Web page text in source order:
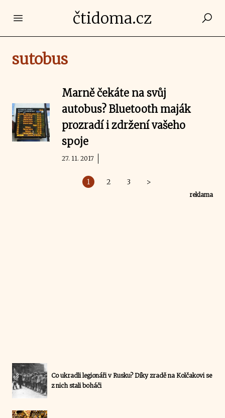
Open main menučtidoma.cz
sutobus
Marně čekáte na svůj
autobus? Bluetooth maják
prozradí i zdržení vašeho
spoje
27. 11. 2017
1 2 3 >
reklama
Co ukradli legionáři v Rusku? Díky zradě na Kolčakovi se
z nich stali boháči